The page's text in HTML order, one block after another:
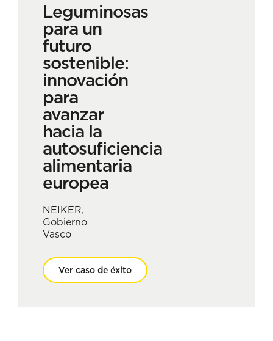
Leguminosas
para un
futuro
sostenible:
innovación
para
avanzar
hacia la
autosuficiencia
alimentaria
europea
NEIKER,
Gobierno
Vasco
Ver caso de éxito